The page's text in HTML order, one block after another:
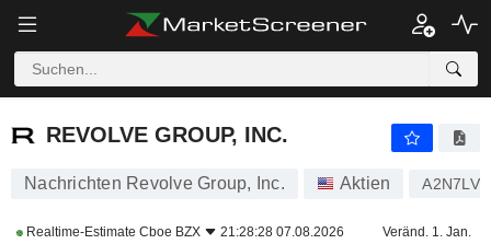
REVOLVE GROUP, INC.
REVOLVE GROUP, INC.
Nachrichten Revolve Group, Inc. Aktien A2N7LV
Realtime-Estimate Cboe BZX 21:28:28 07.08.2026 Veränd. 1. Jan.